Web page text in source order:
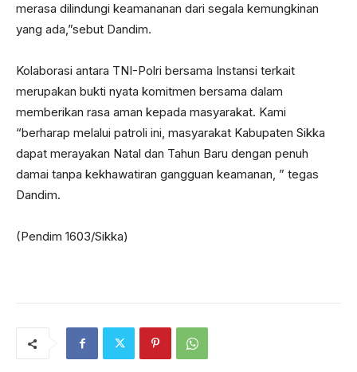
merasa dilindungi keamananan dari segala kemungkinan
yang ada,”sebut Dandim.
Kolaborasi antara TNI-Polri bersama Instansi terkait
merupakan bukti nyata komitmen bersama dalam
memberikan rasa aman kepada masyarakat. Kami
“berharap melalui patroli ini, masyarakat Kabupaten Sikka
dapat merayakan Natal dan Tahun Baru dengan penuh
damai tanpa kekhawatiran gangguan keamanan, ” tegas
Dandim.
(Pendim 1603/Sikka)